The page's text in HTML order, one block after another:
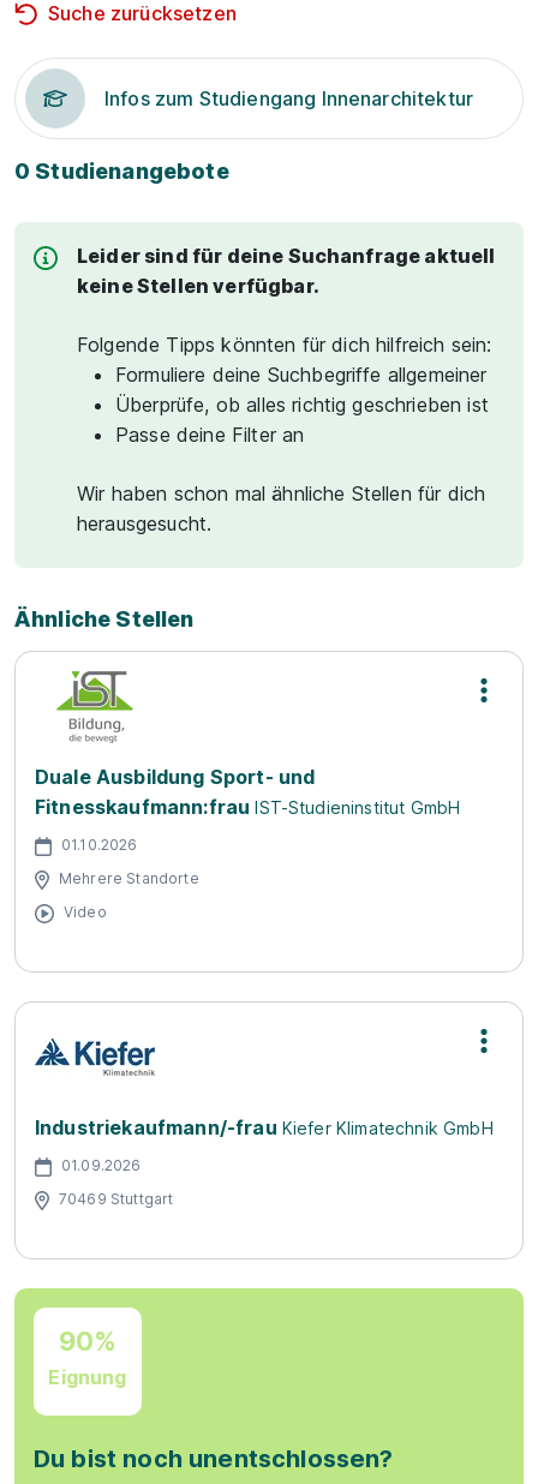
Suche zurücksetzen
Infos zum Studiengang Innenarchitektur
0 Studienangebote
Leider sind für deine Suchanfrage aktuell
keine Stellen verfügbar.
Folgende Tipps könnten für dich hilfreich sein:
Formuliere deine Suchbegriffe allgemeiner
Überprüfe, ob alles richtig geschrieben ist
Passe deine Filter an
Wir haben schon mal ähnliche Stellen für dich
herausgesucht.
Ähnliche Stellen
Duale Ausbildung Sport- und
Fitnesskaufmann:frau IST-Studieninstitut GmbH
01.10.2026
Mehrere Standorte
Video
Industriekaufmann/-frau Kiefer Klimatechnik GmbH
01.09.2026
70469 Stuttgart
90%
Eignung
Du bist noch unentschlossen?